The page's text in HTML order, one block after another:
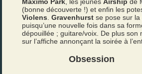
(bonne découverte !) et enfin les
Violens .Gravenhurst se pose sur
puisqu’une nouvelle fois dans sa
dépouillée ; guitare/voix. De plus son
sur l’affiche annonçant la soirée à
Obsession